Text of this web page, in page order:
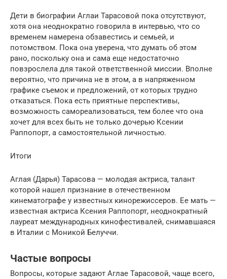
Дети в биографии Аглаи Тарасовой пока отсутствуют,
хотя она неоднократно говорила в интервью, что со
временем намерена обзавестись и семьей, и
потомством. Пока она уверена, что думать об этом
рано, поскольку она и сама еще недостаточно
повзрослела для такой ответственной миссии. Вполне
вероятно, что причина не в этом, а в напряженном
графике съемок и предложений, от которых трудно
отказаться. Пока есть приятные перспективы,
возможность самореализоваться, тем более что она
хочет для всех быть не только дочерью Ксении
Раппопорт, а самостоятельной личностью.
Итоги
Аглая (Дарья) Тарасова — молодая актриса, талант
которой нашел признание в отечественном
кинематографе у известных кинорежиссеров. Ее мать —
известная актриса Ксения Раппопорт, неоднократный
лауреат международных кинофестивалей, снимавшаяся
в Италии с Моникой Белуччи.
Частые вопросы
Вопросы, которые задают Аглае Тарасовой, чаще всего,